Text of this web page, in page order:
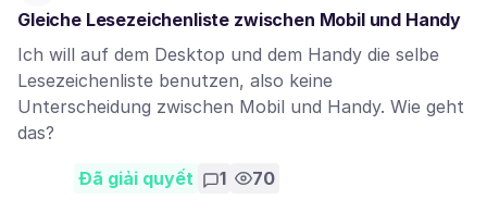
Gleiche Lesezeichenliste zwischen Mobil und Handy
Ich will auf dem Desktop und dem Handy die selbe
Lesezeichenliste benutzen, also keine
Unterscheidung zwischen Mobil und Handy. Wie geht
das?
Đã giải quyết 1 70